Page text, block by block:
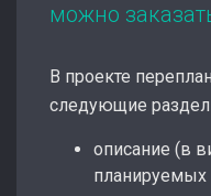
можно
В проекте
следующие
описание (в
планируемых